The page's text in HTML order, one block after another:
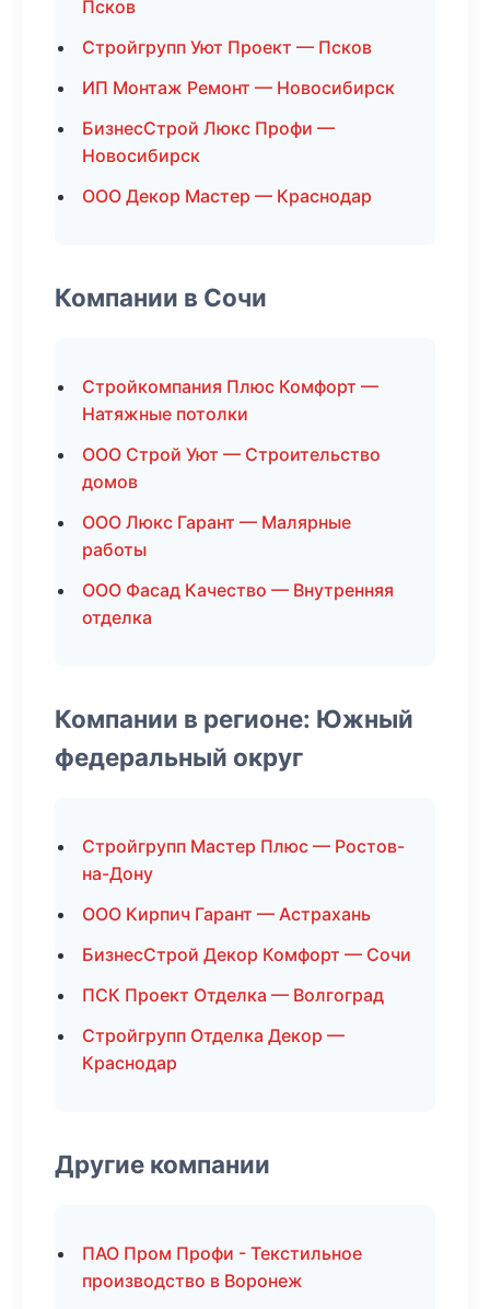
Псков
Стройгрупп Уют Проект — Псков
ИП Монтаж Ремонт — Новосибирск
БизнесСтрой Люкс Профи —
Новосибирск
ООО Декор Мастер — Краснодар
Компании в Сочи
Стройкомпания Плюс Комфорт —
Натяжные потолки
ООО Строй Уют — Строительство
домов
ООО Люкс Гарант — Малярные
работы
ООО Фасад Качество — Внутренняя
отделка
Компании в регионе: Южный
федеральный округ
Стройгрупп Мастер Плюс — Ростов-
на-Дону
ООО Кирпич Гарант — Астрахань
БизнесСтрой Декор Комфорт — Сочи
ПСК Проект Отделка — Волгоград
Стройгрупп Отделка Декор —
Краснодар
Другие компании
ПАО Пром Профи - Текстильное
производство в Воронеж